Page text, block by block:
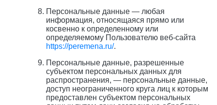
Персональные данные — любая
информация, относящаяся прямо или
косвенно к определенному или
определяемому Пользователю веб-сайта
https://peremena.ru/.
Персональные данные, разрешенные
субъектом персональных данных для
распространения, — персональные данные,
доступ неограниченного круга лиц к которым
предоставлен субъектом персональных